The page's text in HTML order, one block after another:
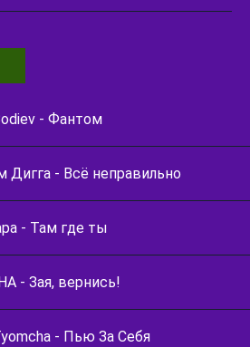
- Фантом
Дигга - Всё неправильно
- Там где ты
- Зая, вернись!
- Пью За Себя